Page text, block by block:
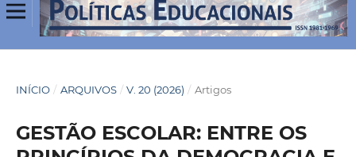
INÍCIO / ARQUIVOS / V. 20 (2026) / Artigos
GESTÃO ESCOLAR: ENTRE OS